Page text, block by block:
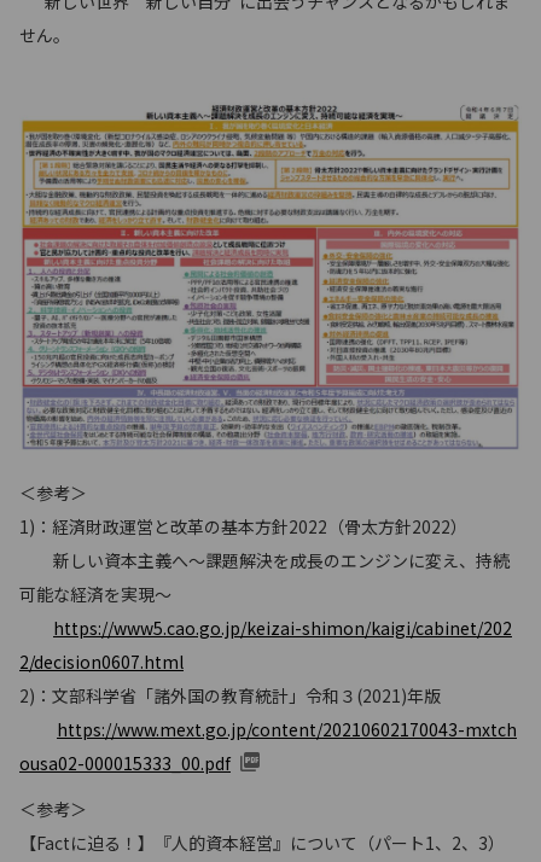
せん。
＜参考＞
1)：経済財政運営と改革の基本方針2022（骨太方針2022）
新しい資本主義へ～課題解決を成長のエンジンに変え、持続
可能な経済を実現～
https://www5.cao.go.jp/keizai-shimon/kaigi/cabinet/202
2/decision0607.html
2)：文部科学省「諸外国の教育統計」令和３(2021)年版
https://www.mext.go.jp/content/20210602170043-mxtch
ousa02-000015333_00.pdf
＜参考＞
【Factに迫る！】『人的資本経営』について（パート1、2、3）